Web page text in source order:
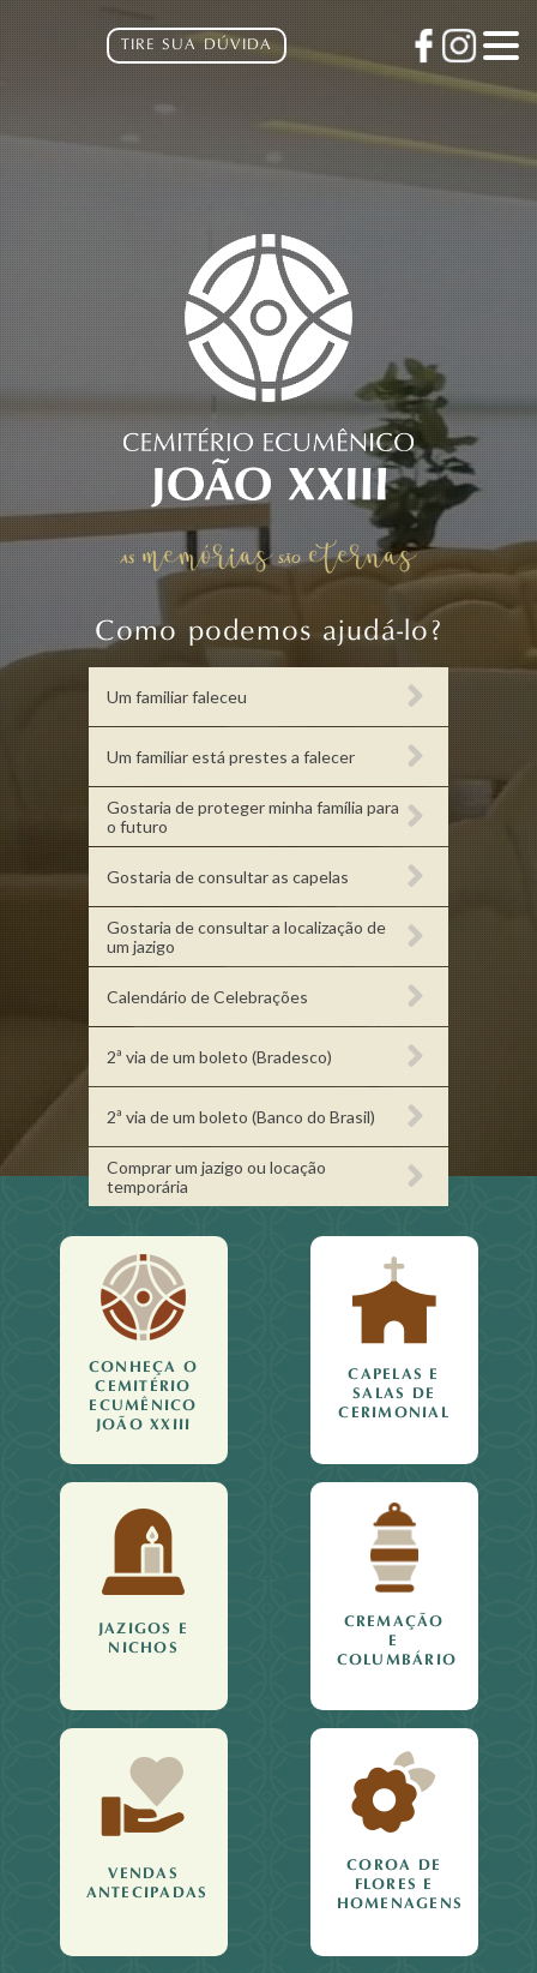
TIRE SUA DÚVIDA
Como podemos ajudá-lo?
Um familiar faleceu
Um familiar está prestes a falecer
Gostaria de proteger minha família para
o futuro
Gostaria de consultar as capelas
Gostaria de consultar a localização de
um jazigo
Calendário de Celebrações
2ª via de um boleto (Bradesco)
2ª via de um boleto (Banco do Brasil)
Comprar um jazigo ou locação
temporária
CONHEÇA O
CEMITÉRIO
ECUMÊNICO
JOÃO XXIII
CAPELAS E
SALAS DE
CERIMONIAL
JAZIGOS E
NICHOS
CREMAÇÃO
E
COLUMBÁRIO
VENDAS
ANTECIPADAS
COROA DE
FLORES E
HOMENAGENS